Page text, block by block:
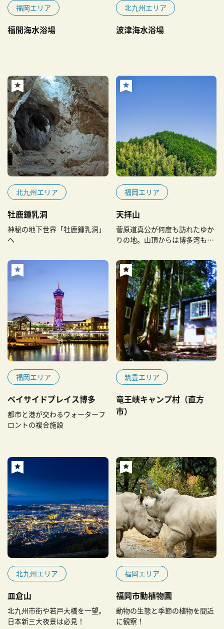
福岡エリア
福間海水浴場
北九州エリア
波津海水浴場
北九州エリア
牡鹿鍾乳洞
神秘の地下世界「牡鹿鍾乳洞」
へ
福岡エリア
天拝山
菅原道真公が何度も訪れたゆか
りの地。山頂からは博多湾も見
福岡エリア
ベイサイドプレイス博多
都市と港が交わるウォーターフ
ロントの複合施設
筑豊エリア
竜王峡キャンプ村（直方
市）
北九州エリア
皿倉山
北九州市街や若戸大橋を一望。
日本新三大夜景は必見！
福岡エリア
福岡市動植物園
動物の生態と季節の植物を間近
に観察！